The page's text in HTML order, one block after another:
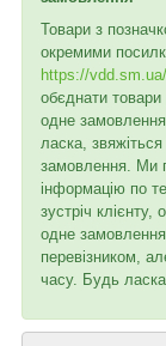
Товари з
окремими
https://
обєднати товари
одне
ласка,
замовлення. Ми
інформацію по
зустріч клієнту,
одне
перевізником,
часу. Будь